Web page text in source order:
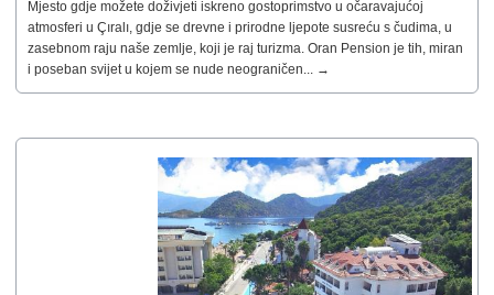
Mjesto gdje možete doživjeti iskreno gostoprimstvo u očaravajućoj
atmosferi u Çıralı, gdje se drevne i prirodne ljepote susreću s čudima, u
zasebnom raju naše zemlje, koji je raj turizma. Oran Pension je tih, miran
i poseban svijet u kojem se nude neograničen... →